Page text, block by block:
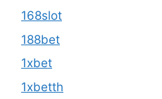
168slot
188bet
1xbet
1xbetth